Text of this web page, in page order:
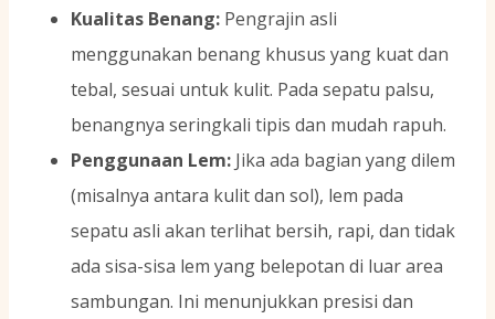
Kualitas Benang: Pengrajin asli
menggunakan benang khusus yang kuat dan
tebal, sesuai untuk kulit. Pada sepatu palsu,
benangnya seringkali tipis dan mudah rapuh.
Penggunaan Lem: Jika ada bagian yang dilem
(misalnya antara kulit dan sol), lem pada
sepatu asli akan terlihat bersih, rapi, dan tidak
ada sisa-sisa lem yang belepotan di luar area
sambungan. Ini menunjukkan presisi dan